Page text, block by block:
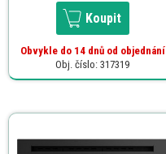
Koupit
Obvykle do 14 dnů od objednání
Obj. číslo: 317319